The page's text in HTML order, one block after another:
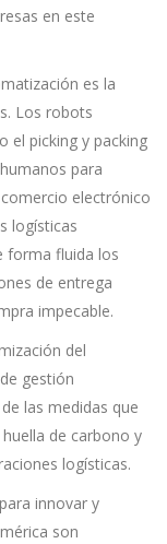
en este
es la
Los robots
el picking y packing
para
electrónico
logísticas
forma fluida los
de entrega
impecable.
del
gestión
las medidas que
de carbono y
logísticas.
innovar y
son